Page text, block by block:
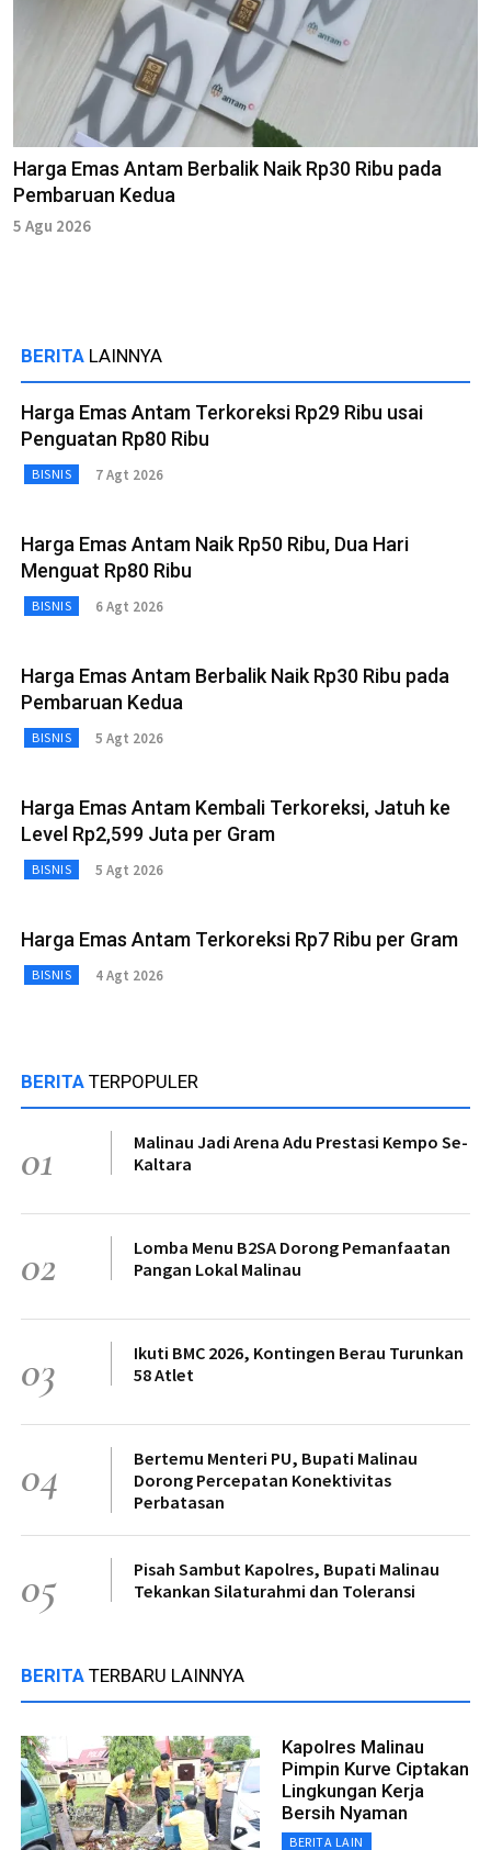
Harga Emas Antam Berbalik Naik Rp30 Ribu pada
Pembaruan Kedua
5 Agu 2026
BERITA LAINNYA
Harga Emas Antam Terkoreksi Rp29 Ribu usai
Penguatan Rp80 Ribu
BISNIS 7 Agt 2026
Harga Emas Antam Naik Rp50 Ribu, Dua Hari
Menguat Rp80 Ribu
BISNIS 6 Agt 2026
Harga Emas Antam Berbalik Naik Rp30 Ribu pada
Pembaruan Kedua
BISNIS 5 Agt 2026
Harga Emas Antam Kembali Terkoreksi, Jatuh ke
Level Rp2,599 Juta per Gram
BISNIS 5 Agt 2026
Harga Emas Antam Terkoreksi Rp7 Ribu per Gram
BISNIS 4 Agt 2026
BERITA TERPOPULER
01
Malinau Jadi Arena Adu Prestasi Kempo Se-
Kaltara
02
Lomba Menu B2SA Dorong Pemanfaatan
Pangan Lokal Malinau
03
Ikuti BMC 2026, Kontingen Berau Turunkan
58 Atlet
04
Bertemu Menteri PU, Bupati Malinau
Dorong Percepatan Konektivitas
Perbatasan
05
Pisah Sambut Kapolres, Bupati Malinau
Tekankan Silaturahmi dan Toleransi
BERITA TERBARU LAINNYA
Kapolres Malinau
Pimpin Kurve Ciptakan
Lingkungan Kerja
Bersih Nyaman
BERITA LAIN